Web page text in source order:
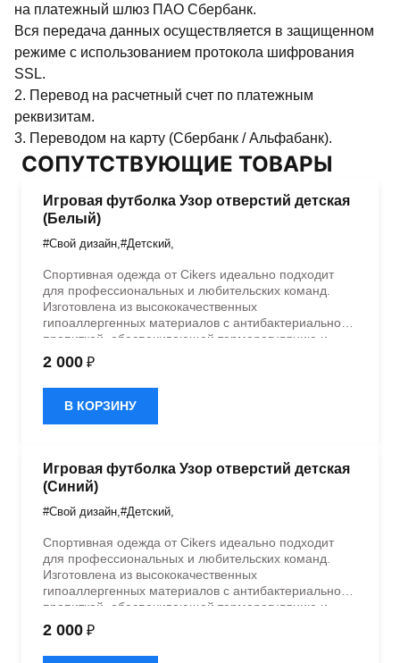
на платежный шлюз ПАО Сбербанк.
Вся передача данных осуществляется в защищенном
режиме с использованием протокола шифрования
SSL.
2. Перевод на расчетный счет по платежным
реквизитам.
3. Переводом на карту (Сбербанк / Альфабанк).
СОПУТСТВУЮЩИЕ ТОВАРЫ
Игровая футболка Узор отверстий детская
(Белый)
#Свой дизайн #Детский
Спортивная одежда от Cikers идеально подходит
для профессиональных и любительских команд.
Изготовлена из высококачественных
гипоаллергенных материалов с антибактериальной
пропиткой, обеспечивающей терморегуляцию и
быстрое влагоотведение. Одежда обладает
эластичностью в 5 направлениях и стильным
дизайном.
2 000 ₽
В КОРЗИНУ
Игровая футболка Узор отверстий детская
(Синий)
#Свой дизайн #Детский
Спортивная одежда от Cikers идеально подходит
для профессиональных и любительских команд.
Изготовлена из высококачественных
гипоаллергенных материалов с антибактериальной
пропиткой, обеспечивающей терморегуляцию и
быстрое влагоотведение. Одежда обладает
эластичностью в 5 направлениях и стильным
дизайном.
2 000 ₽